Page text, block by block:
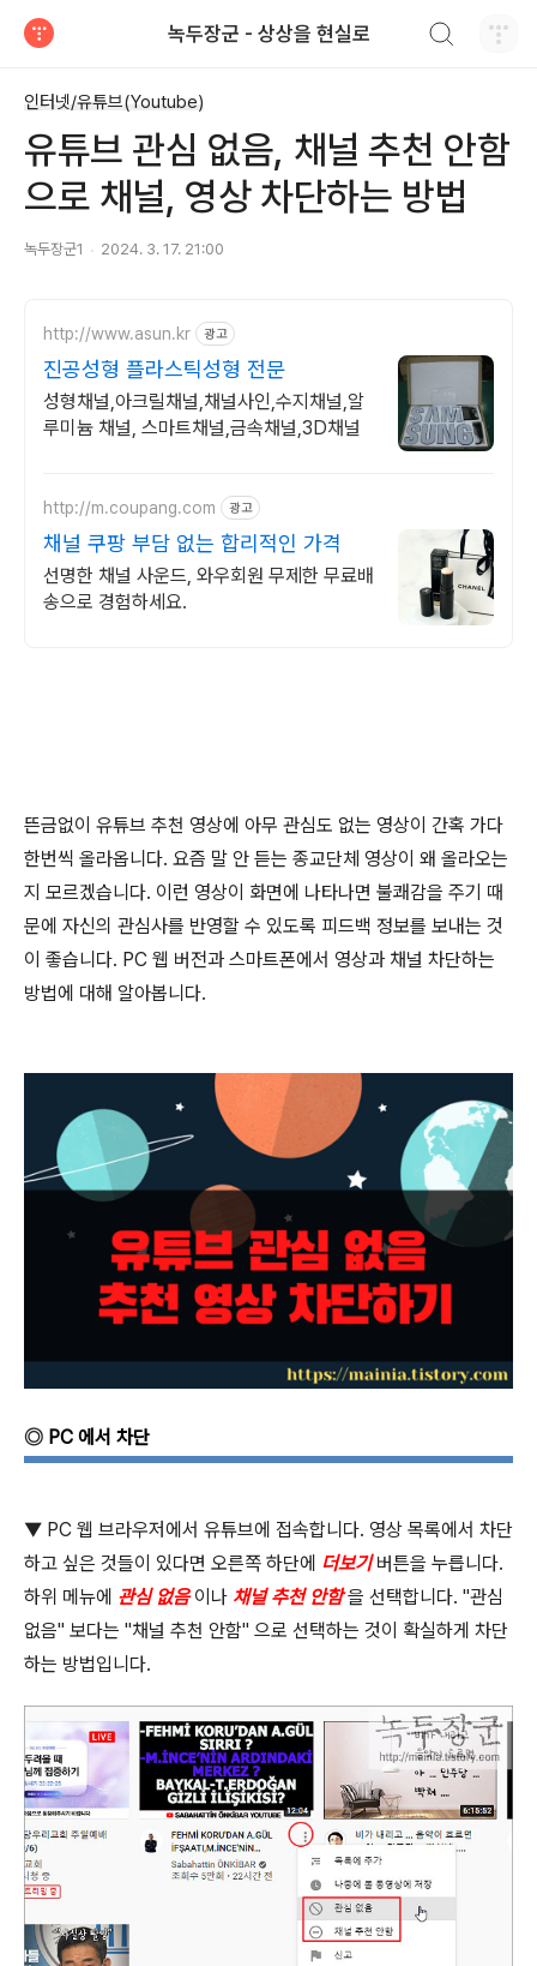
녹두장군 - 상상을 현실로
인터넷/유튜브(Youtube)
유튜브 관심 없음, 채널 추천 안함
으로 채널, 영상 차단하는 방법
녹두장군1 2024. 3. 17. 21:00
http://www.asun.kr 광고
진공성형 플라스틱성형 전문
성형채널,아크릴채널,채널사인,수지채널,알
루미늄 채널, 스마트채널,금속채널,3D채널
http://m.coupang.com 광고
채널 쿠팡 부담 없는 합리적인 가격
선명한 채널 사운드, 와우회원 무제한 무료배
송으로 경험하세요.
뜬금없이 유튜브 추천 영상에 아무 관심도 없는 영상이 간혹 가다
한번씩 올라옵니다. 요즘 말 안 듣는 종교단체 영상이 왜 올라오는
지 모르겠습니다. 이런 영상이 화면에 나타나면 불쾌감을 주기 때
문에 자신의 관심사를 반영할 수 있도록 피드백 정보를 보내는 것
이 좋습니다. PC 웹 버전과 스마트폰에서 영상과 채널 차단하는
방법에 대해 알아봅니다.
◎ PC 에서 차단
▼ PC 웹 브라우저에서 유튜브에 접속합니다. 영상 목록에서 차단
하고 싶은 것들이 있다면 오른쪽 하단에 더보기 버튼을 누릅니다.
하위 메뉴에 관심 없음 이나 채널 추천 안함 을 선택합니다. "관심
없음" 보다는 "채널 추천 안함" 으로 선택하는 것이 확실하게 차단
하는 방법입니다.